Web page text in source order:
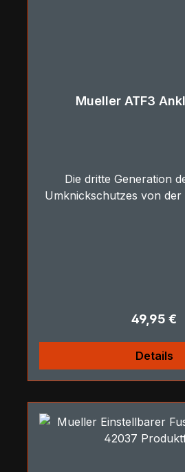
Mueller ATF3
Die dritte Generation
Umknickschutzes von
Regulärer
49,95 €
Details